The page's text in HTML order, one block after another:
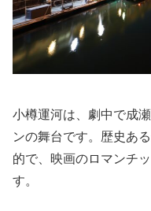
小樽運河は、劇中で成
ンの舞台です。歴史あ
的で、映画のロマンチ
す。